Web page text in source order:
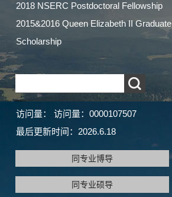
2018 NSERC Postdoctoral Fellowship
2015&2016 Queen Elizabeth II Graduate
Scholarship
访问量： 访问量： 0000107507
最后更新时间： 2026.6.18
同专业博导
同专业硕导